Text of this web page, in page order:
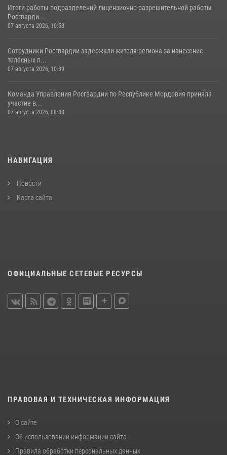
Итоги работы подразделений лицензионно-разрешительной работы
Росгварди...
07 августа 2026, 10:53
Сотрудники Росгвардии задержали жителя региона за нанесение
телесных п...
07 августа 2026, 10:39
Команда Управления Росгвардии по Республике Мордовия приняла
участие в...
07 августа 2026, 08:33
НАВИГАЦИЯ
Новости
Карта сайта
ОФИЦИАЛЬНЫЕ СЕТЕВЫЕ РЕСУРСЫ
ПРАВОВАЯ И ТЕХНИЧЕСКАЯ ИНФОРМАЦИЯ
О сайте
Об использовании информации сайта
Правила обработки персональных данных